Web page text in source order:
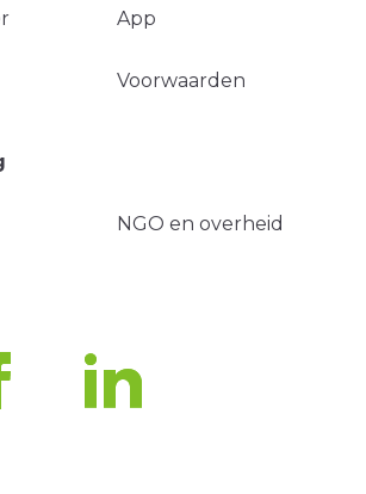
App
Voorwaarden
NGO en overheid